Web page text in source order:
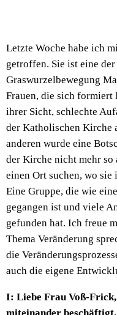
Letzte Woche habe ich
getroffen. Sie ist eine
Graswurzelbewegung
Frauen, die sich formiert
ihrer Sicht, schlechte
der Katholischen Kirche
anderen wurde eine
der Kirche nicht mehr
einen Ort suchen, wo
Eine Gruppe, die wie
gegangen ist und viele
gefunden hat. Ich freue
Thema Veränderung
die
auch die eigene
I: Liebe Frau Voß-Frick,